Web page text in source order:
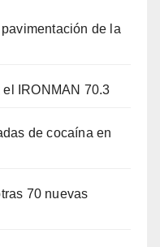
de la
el IRONMAN 70.3
de cocaína en
70 nuevas